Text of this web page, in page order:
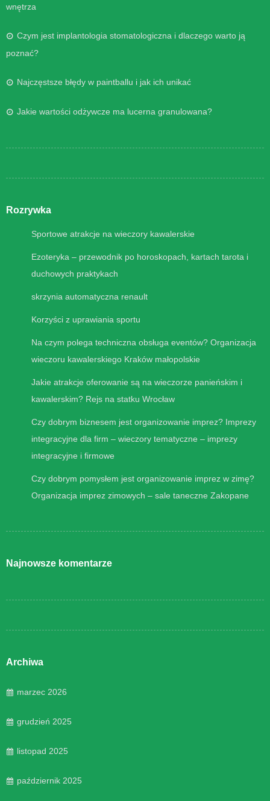
wnętrza
Czym jest implantologia stomatologiczna i dlaczego warto ją
poznać?
Najczęstsze błędy w paintballu i jak ich unikać
Jakie wartości odżywcze ma lucerna granulowana?
Rozrywka
Sportowe atrakcje na wieczory kawalerskie
Ezoteryka – przewodnik po horoskopach, kartach tarota i
duchowych praktykach
skrzynia automatyczna renault
Korzyści z uprawiania sportu
Na czym polega techniczna obsługa eventów? Organizacja
wieczoru kawalerskiego Kraków małopolskie
Jakie atrakcje oferowanie są na wieczorze panieńskim i
kawalerskim? Rejs na statku Wrocław
Czy dobrym biznesem jest organizowanie imprez? Imprezy
integracyjne dla firm – wieczory tematyczne – imprezy
integracyjne i firmowe
Czy dobrym pomysłem jest organizowanie imprez w zimę?
Organizacja imprez zimowych – sale taneczne Zakopane
Najnowsze komentarze
Archiwa
marzec 2026
grudzień 2025
listopad 2025
październik 2025